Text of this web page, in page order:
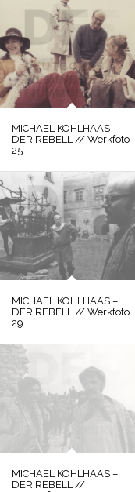
MICHAEL KOHLHAAS –
DER REBELL // Werkfoto
25
MICHAEL KOHLHAAS –
DER REBELL // Werkfoto
29
MICHAEL KOHLHAAS –
DER REBELL //